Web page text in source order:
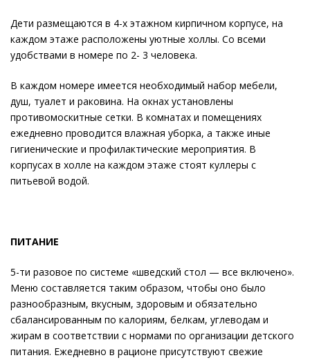
Дети размещаются в 4-х этажном кирпичном корпусе, на
каждом этаже расположены уютные холлы. Со всеми
удобствами в номере по 2- 3 человека.
В каждом номере имеется необходимый набор мебели,
душ, туалет и раковина. На окнах установлены
противомоскитные сетки. В комнатах и помещениях
ежедневно проводится влажная уборка, а также иные
гигиенические и профилактические мероприятия. В
корпусах в холле на каждом этаже стоят куллеры с
питьевой водой.
ПИТАНИЕ
5-ти разовое по системе «шведский стол — все включено».
Меню составляется таким образом, чтобы оно было
разнообразным, вкусным, здоровым и обязательно
сбалансированным по калориям, белкам, углеводам и
жирам в соответствии с нормами по организации детского
питания. Ежедневно в рационе присутствуют свежие